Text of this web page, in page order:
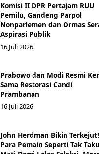
Komisi II DPR Pertajam RUU
Pemilu, Gandeng Parpol
Nonparlemen dan Ormas
Aspirasi Publik
16 Juli 2026
Prabowo dan Modi Resmi
Sama Restorasi Candi
Prambanan
16 Juli 2026
John Herdman Bikin Terkejut!
Para Pemain Seperti Tak